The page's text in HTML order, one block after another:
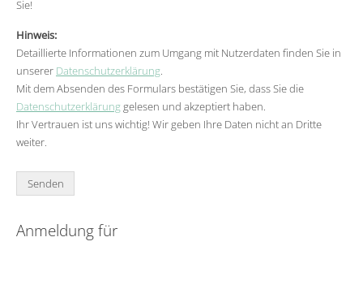
Sie!
Hinweis:
Detaillierte Informationen zum Umgang mit Nutzerdaten finden Sie in
unserer Datenschutzerklärung.
Mit dem Absenden des Formulars bestätigen Sie, dass Sie die
Datenschutzerklärunggelesen und akzeptiert haben.
Ihr Vertrauen ist uns wichtig! Wir geben Ihre Daten nicht an Dritte
weiter.
Anmeldung für